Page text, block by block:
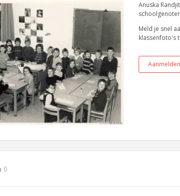
Anuska
Meld je snel
klassenfoto's
Aanmelden
0